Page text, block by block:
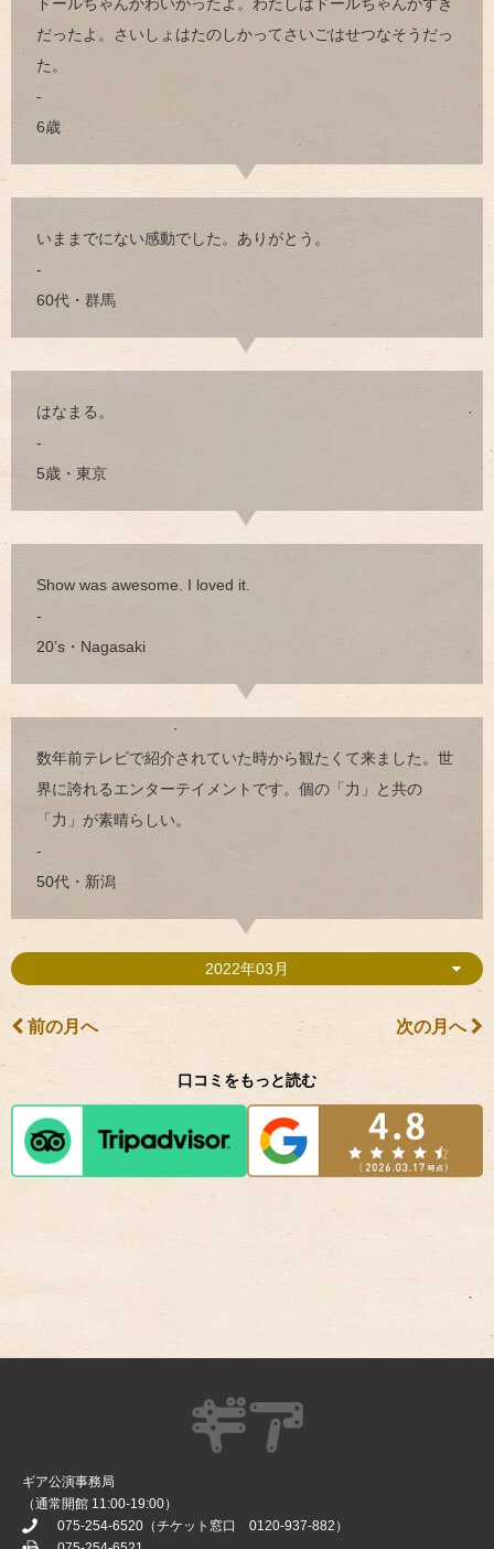
だったよ。さいしょはたのしかってさいごはせつなそうだっ
た。
-
6歳
いままでにない感動でした。ありがとう。
-
60代・群馬
はなまる。
-
5歳・東京
Show was awesome. I loved it.
-
20’s・Nagasaki
数年前テレビで紹介されていた時から観たくて来ました。世
界に誇れるエンターテイメントです。個の「力」と共の
「力」が素晴らしい。
-
50代・新潟
2022年03月
前の月へ 次の月へ
口コミをもっと読む
ギア公演事務局
（通常開館 11:00-19:00）
075-254-6520 （チケット窓口 0120-937-882 ）